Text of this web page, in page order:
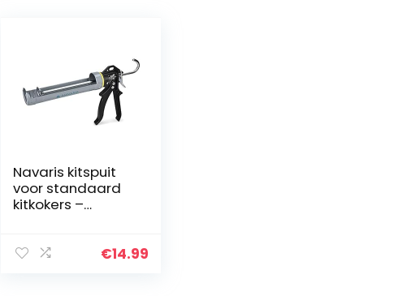
Navaris kitspuit
voor standaard
kitkokers –
tubes van kokers
€14.99